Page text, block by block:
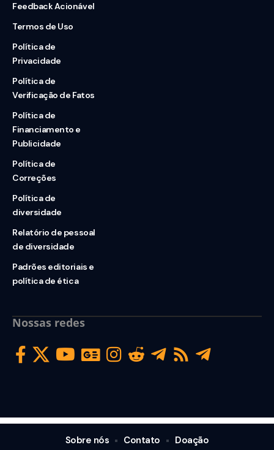
Feedback Acionável
Termos de Uso
Política de
Privacidade
Política de
Verificação de Fatos
Política de
Financiamento e
Publicidade
Política de
Correções
Política de
diversidade
Relatório de pessoal
de diversidade
Padrões editoriais e
política de ética
Nossas redes
Sobre nós Contato Doação